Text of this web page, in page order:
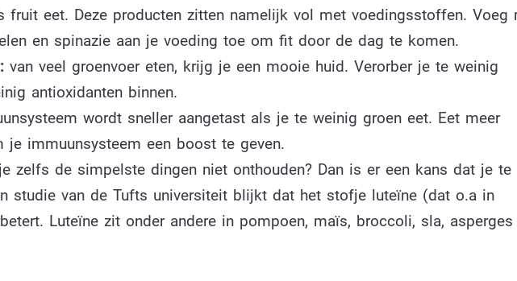
fruit eet. Deze producten zitten namelijk vol met voedingsstoffen. Voeg
en spinazie aan je voeding toe om fit door de dag te komen.
van veel groenvoer eten, krijg je een mooie huid. Verorber je te weinig
antioxidanten binnen.
wordt sneller aangetast als je te weinig groen eet. Eet meer
je immuunsysteem een boost te geven.
zelfs de simpelste dingen niet onthouden? Dan is er een kans dat je te
studie van de Tufts universiteit blijkt dat het stofje luteïne (dat o.a in
Luteïne zit onder andere in pompoen, maïs, broccoli, sla, asperges